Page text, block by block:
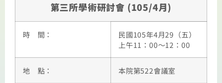
第三所學術研討會 (105/4月)
時 間：
民國105年4月29（五）
上午11：00～12：00
地 點： 本院第522會議室